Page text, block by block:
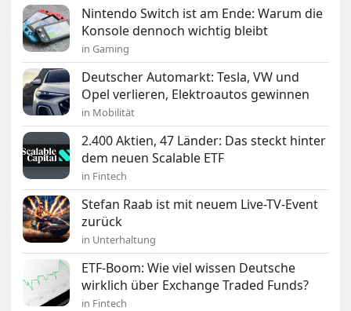
Nintendo Switch ist am Ende: Warum die
Konsole dennoch wichtig bleibt
in Gaming
Deutscher Automarkt: Tesla, VW und
Opel verlieren, Elektroautos gewinnen
in Mobilität
2.400 Aktien, 47 Länder: Das steckt hinter
dem neuen Scalable ETF
in Fintech
Stefan Raab ist mit neuem Live-TV-Event
zurück
in Unterhaltung
ETF-Boom: Wie viel wissen Deutsche
wirklich über Exchange Traded Funds?
in Fintech